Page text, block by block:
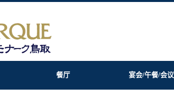
餐厅 宴会/午餐/会议